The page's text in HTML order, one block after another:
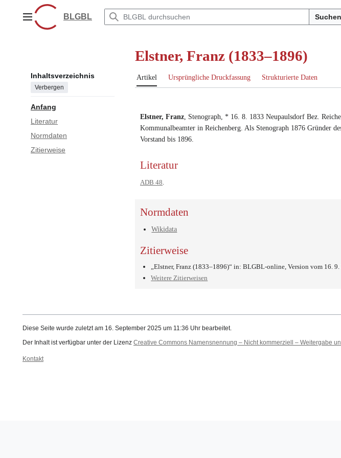
springenHauptmenüBLGBL Suchen
Inhaltsverzeichnis
Verbergen
Anfang
Literatur
Normdaten
Zitierweise
Elstner, Franz (1833–1896)
Artikel Ursprüngliche Druckfassung Strukturierte Daten
Elstner, Franz, Stenograph, * 16. 8. 1833 Neupaulsdorf Bez.
Kommunalbeamter in Reichenberg. Als Stenograph 1876 Gründer
Vorstand bis 1896.
Literatur
ADB 48.
Normdaten
Wikidata
Zitierweise
„Elstner, Franz (1833–1896)“ in: BLGBL-online, Version vom 16.
Weitere Zitierweisen
Diese Seite wurde zuletzt am 16. September 2025 um 11:36 Uhr bearbeitet.
Der Inhalt ist verfügbar unter der Lizenz Creative Commons Namensnennung – Nicht kommerziell – Weitergabe
Kontakt